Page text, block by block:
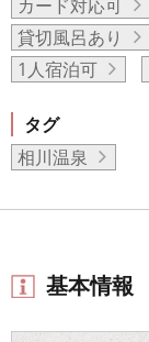
カード対応可
貸切風呂あり
1人宿泊可
タグ
相川温泉
基本情報